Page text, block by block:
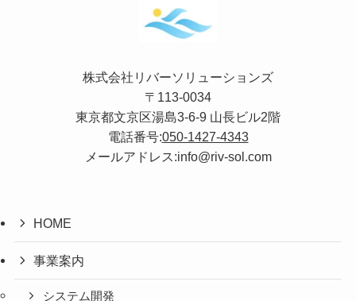
株式会社リバーソリューションズ
〒113-0034
東京都文京区湯島3-6-9 山長ビル2階
電話番号:050-1427-4343
メールアドレス:info@riv-sol.com
HOME
事業案内
システム開発